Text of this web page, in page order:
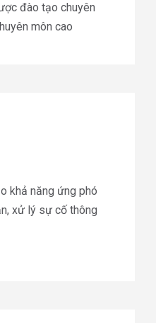
đào tạo chuyên
môn cao
khả năng ứng phó
xử lý sự cố thông